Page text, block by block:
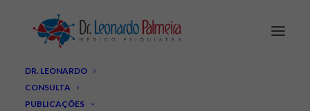
DR. LEONARDO
CONSULTA
PUBLICAÇÕES